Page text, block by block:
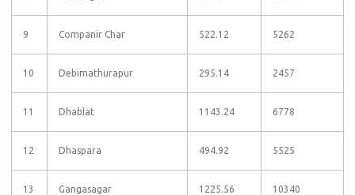
9 Companir Char 522.12 5262
10 Debimathurapur 295.14 2457
11 Dhablat 1143.24 6778
12 Dhaspara 494.92 5525
13 Gangasagar 1225.56 10340